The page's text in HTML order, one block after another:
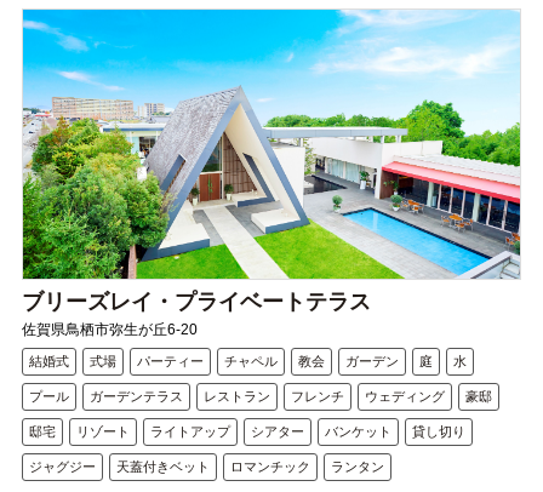
ブリーズレイ・プライベートテラス
佐賀県鳥栖市弥生が丘6-20
結婚式 式場 パーティー チャペル 教会 ガーデン 庭 水
プール ガーデンテラス レストラン フレンチ ウェディング 豪邸
邸宅 リゾート ライトアップ シアター バンケット 貸し切り
ジャグジー 天蓋付きベット ロマンチック ランタン